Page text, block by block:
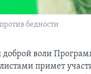
бедности
доброй воли
примет